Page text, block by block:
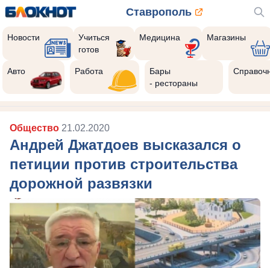
Ставрополь
Новости
Учиться
готов
Медицина Магазины
Авто Работа
Бары
- рестораны
Общество 21.02.2020
Андрей Джатдоев высказался о
петиции против строительства
дорожной развязки